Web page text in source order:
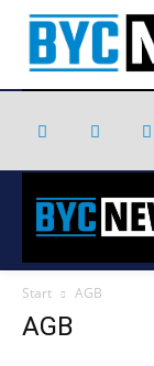
Start AGB
AGB